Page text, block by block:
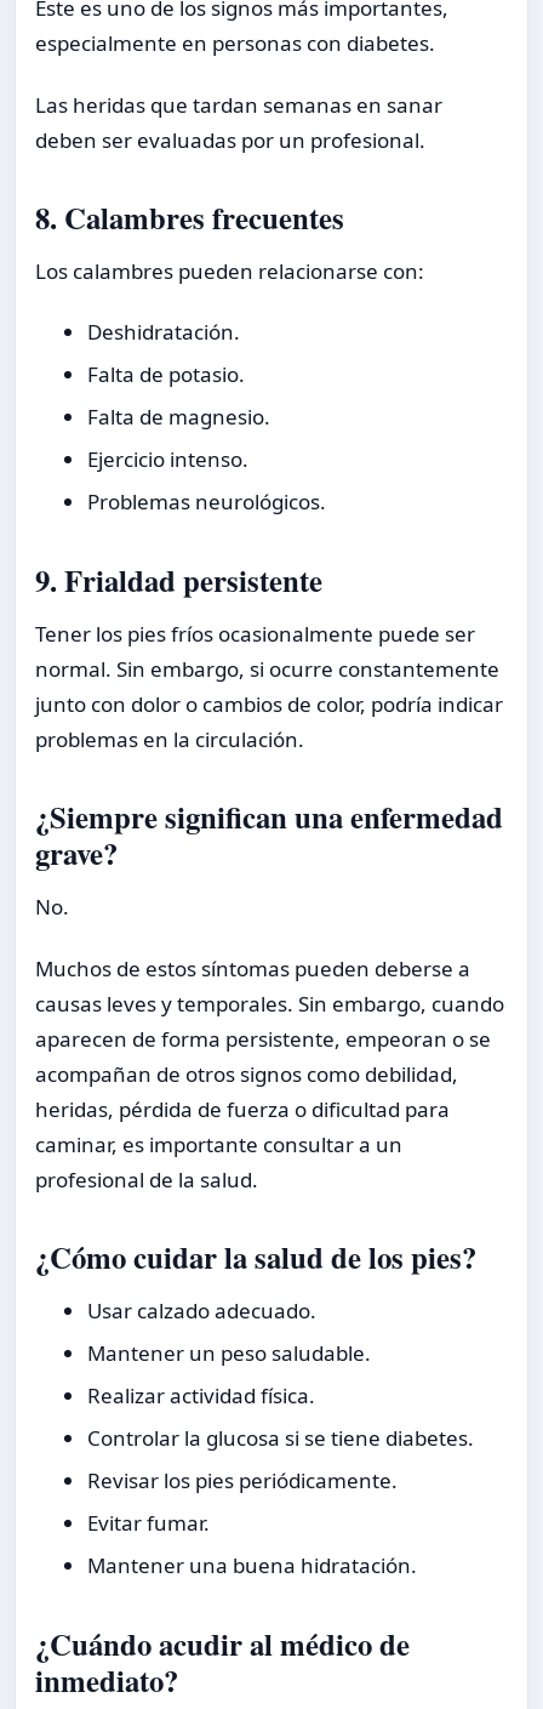
Este es uno de los signos más importantes,
especialmente en personas con diabetes.
Las heridas que tardan semanas en sanar
deben ser evaluadas por un profesional.
8. Calambres frecuentes
Los calambres pueden relacionarse con:
Deshidratación.
Falta de potasio.
Falta de magnesio.
Ejercicio intenso.
Problemas neurológicos.
9. Frialdad persistente
Tener los pies fríos ocasionalmente puede ser
normal. Sin embargo, si ocurre constantemente
junto con dolor o cambios de color, podría indicar
problemas en la circulación.
¿Siempre significan una enfermedad
grave?
No.
Muchos de estos síntomas pueden deberse a
causas leves y temporales. Sin embargo, cuando
aparecen de forma persistente, empeoran o se
acompañan de otros signos como debilidad,
heridas, pérdida de fuerza o dificultad para
caminar, es importante consultar a un
profesional de la salud.
¿Cómo cuidar la salud de los pies?
Usar calzado adecuado.
Mantener un peso saludable.
Realizar actividad física.
Controlar la glucosa si se tiene diabetes.
Revisar los pies periódicamente.
Evitar fumar.
Mantener una buena hidratación.
¿Cuándo acudir al médico de
inmediato?